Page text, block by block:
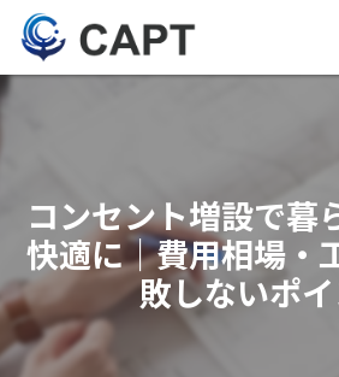
コンセント増設で暮
快適に｜費用相場・
敗しないポ